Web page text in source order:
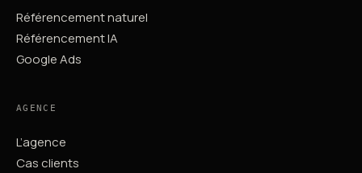
Référencement naturel
Référencement IA
Google Ads
AGENCE
L’agence
Cas clients